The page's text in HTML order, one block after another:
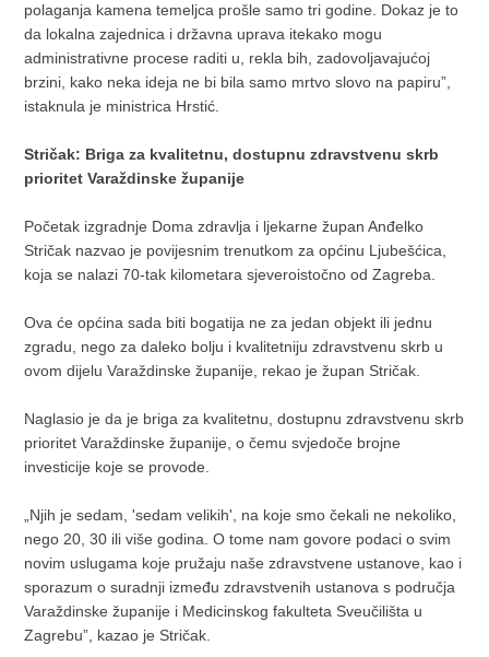
polaganja kamena temeljca prošle samo tri godine. Dokaz je to
da lokalna zajednica i državna uprava itekako mogu
administrativne procese raditi u, rekla bih, zadovoljavajućoj
brzini, kako neka ideja ne bi bila samo mrtvo slovo na papiru”,
istaknula je ministrica Hrstić.
Stričak: Briga za kvalitetnu, dostupnu zdravstvenu skrb
prioritet Varaždinske županije
Početak izgradnje Doma zdravlja i ljekarne župan Anđelko
Stričak nazvao je povijesnim trenutkom za općinu Ljubešćica,
koja se nalazi 70-tak kilometara sjeveroistočno od Zagreba.
Ova će općina sada biti bogatija ne za jedan objekt ili jednu
zgradu, nego za daleko bolju i kvalitetniju zdravstvenu skrb u
ovom dijelu Varaždinske županije, rekao je župan Stričak.
Naglasio je da je briga za kvalitetnu, dostupnu zdravstvenu skrb
prioritet Varaždinske županije, o čemu svjedoče brojne
investicije koje se provode.
„Njih je sedam, 'sedam velikih', na koje smo čekali ne nekoliko,
nego 20, 30 ili više godina. O tome nam govore podaci o svim
novim uslugama koje pružaju naše zdravstvene ustanove, kao i
sporazum o suradnji između zdravstvenih ustanova s područja
Varaždinske županije i Medicinskog fakulteta Sveučilišta u
Zagrebu”, kazao je Stričak.